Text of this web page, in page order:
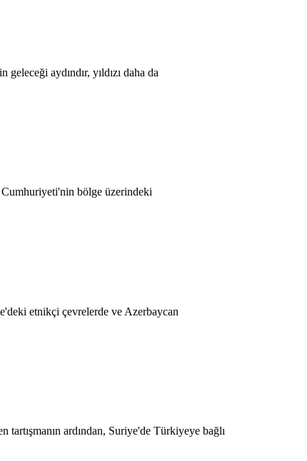
aydındır, yıldızı daha da
Cumhuriyeti'nin bölge üzerindeki
etnikçi çevrelerde ve Azerbaycan
ardından, Suriye'de Türkiyeye bağlı